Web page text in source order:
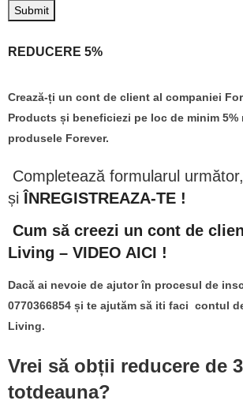
REDUCERE 5%
Crează-ți un cont de client al companiei
Products și beneficiezi pe loc de minim 5%
produsele Forever.
Completează formularul următor,
șiÎNREGISTREAZA-TE !
Cum să creezi un cont de
Living – VIDEO AICI !
Dacă ai nevoie de ajutor în procesul de
0770366854 și te ajutăm să iti faci contul
Living.
Vrei să obții reducere de
totdeauna?